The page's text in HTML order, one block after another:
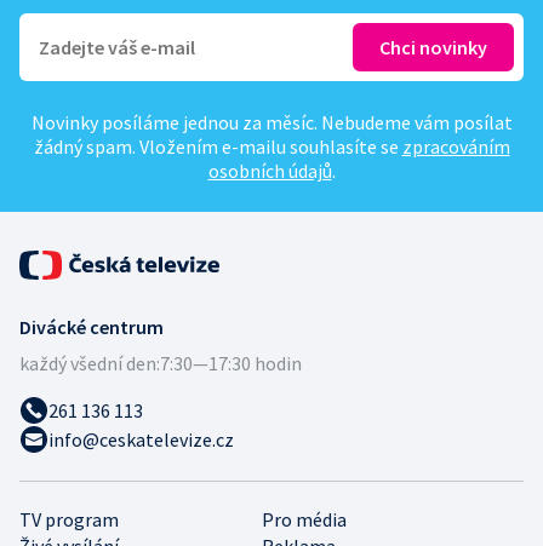
Novinky posíláme jednou za měsíc. Nebudeme vám posílat
žádný spam. Vložením e-mailu souhlasíte se zpracováním
osobních údajů.